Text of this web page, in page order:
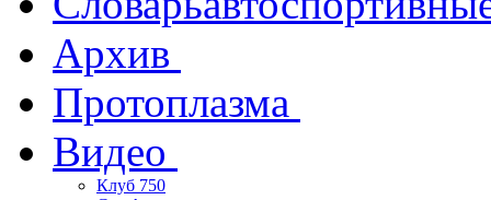
Архив
Протоплазма
Видео
Клуб 750